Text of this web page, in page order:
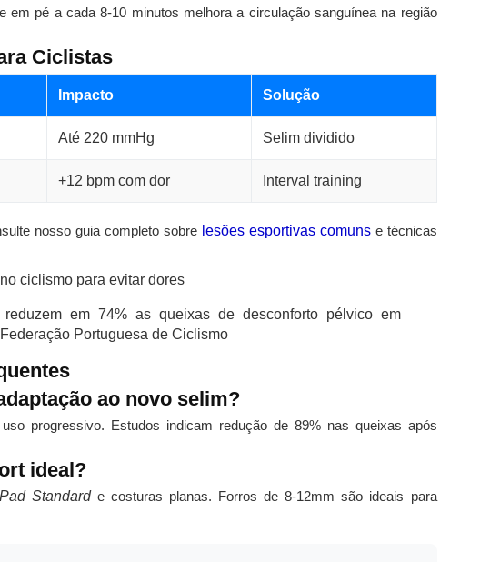
em pé a cada 8-10 minutos melhora a circulação sanguínea na região
Ciclistas
Impacto Solução
Até 220 mmHg Selim dividido
+12 bpm com dor Interval training
nosso guia completo sobre lesões esportivas comunse técnicas
reduzem em 74% as queixas de desconforto pélvico em
Portuguesa de Ciclismo
ao novo selim?
progressivo. Estudos indicam redução de 89% nas queixas após
ideal?
Standarde costuras planas. Forros de 8-12mm são ideais para